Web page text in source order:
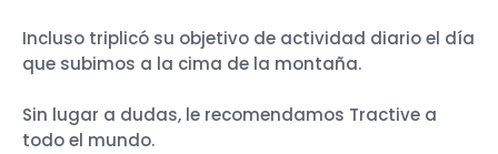
Incluso triplicó su objetivo de actividad diario el día
que subimos a la cima de la montaña.
Sin lugar a dudas, le recomendamos Tractive a
todo el mundo.